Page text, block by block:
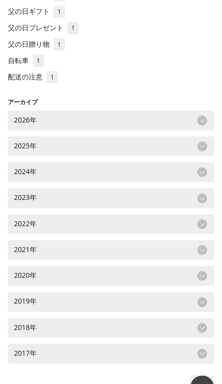
父の日ギフト 1
父の日プレゼント 1
父の日贈り物 1
自転車 1
配送の注意 1
アーカイブ
2026年
2025年
2024年
2023年
2022年
2021年
2020年
2019年
2018年
2017年